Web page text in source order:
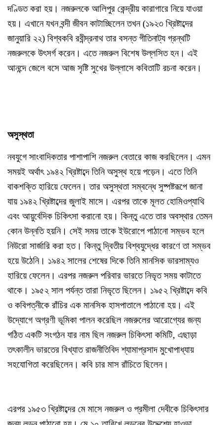
দণ্ডিত করা হয়। নজরুলকে আলিপুর কেন্দ্রীয় কারাগারে নিয়ে যাওয়া
হয়। এখানে যখন বন্দী জীবন কাটাচ্ছিলেন তখন (১৯২৩ খ্রিষ্টাব্দের
জানুয়ারি ২২) বিশ্বকবি রবীন্দ্রনাথ তার বসন্ত গীতিনাট্য গ্রন্থটি
নজরুলকে উৎসর্গ করেন। এতে নজরুল বিশেষ উল্লসিত হন। এই
আনন্দে জেলে বসে আজ সৃষ্টি সুখের উল্লাসে কবিতাটি রচনা করেন।
অসুস্থতা
নবযুগে সাংবাদিকতার পাশাপাশি নজরুল বেতারে কাজ করছিলেন। এমন
সময়ই অর্থাৎ ১৯৪২ খ্রিষ্টাব্দে তিনি অসুস্থ হয়ে পড়েন। এতে তিনি
বাকশক্তি হারিয়ে ফেলেন। তার অসুস্থতা সম্বন্ধে সুষ্পষ্টরূপে জানা
যায় ১৯৪২ খ্রিষ্টাব্দের জুলাই মাসে। এরপর তাকে মূলত হোমিওপ্যাথি
এবং আয়ুর্বেদিক চিকিৎসা করানো হয়। কিন্তু এতে তার অবস্থার তেমন
কোন উন্নতি হয়নি। সেই সময় তাকে ইউরোপে পাঠানো সম্ভব হলে
নিউরো সার্জারি করা হত। কিন্তু দ্বিতীয় বিশ্বযুদ্ধের কারণে তা সম্ভব
হয়ে উঠেনি। ১৯৪২ সালের শেষের দিকে তিনি মানসিক ভারসাম্যও
হারিয়ে ফেলেন। এরপর নজরুল পরিবার ভারতে নিভৃত সময় কাটাতে
থাকে। ১৯৫২ সাল পর্যন্ত তারা নিভৃতে ছিলেন। ১৯৫২ খ্রিষ্টাব্দে কবি
ও কবিপত্নীকে রাঁচির এক মানসিক হাসপাতালে পাঠানো হয়। এই
উদ্যোগে অগ্রণী ভূমিকা পালন করেছিল নজরুলের আরোগ্যের জন্য
গঠিত একটি সংগঠন যার নাম ছিল নজরুল চিকিৎসা কমিটি, এছাড়া
তৎকালীন ভারতের বিখ্যাত রাজনীতিবিদ শ্যামাপ্রসাদ মুখোপাধ্যায়
সহযোগিতা করেছিলেন। কবি চার মাস রাঁচিতে ছিলেন।
এরপর ১৯৫৩ খ্রিষ্টাব্দের মে মাসে নজরুল ও প্রমীলা দেবীকে চিকিৎসার